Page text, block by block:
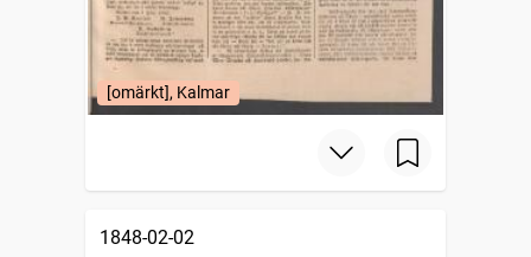
[omärkt], Kalmar
1848-02-02